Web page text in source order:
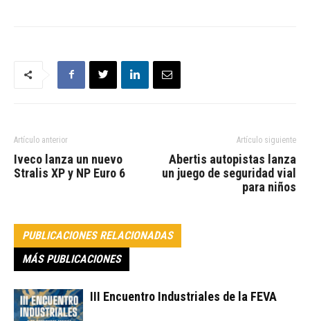
Artículo anterior
Iveco lanza un nuevo
Stralis XP y NP Euro 6
Artículo siguiente
Abertis autopistas lanza
un juego de seguridad vial
para niños
PUBLICACIONES RELACIONADAS
MÁS PUBLICACIONES
III Encuentro Industriales de la FEVA